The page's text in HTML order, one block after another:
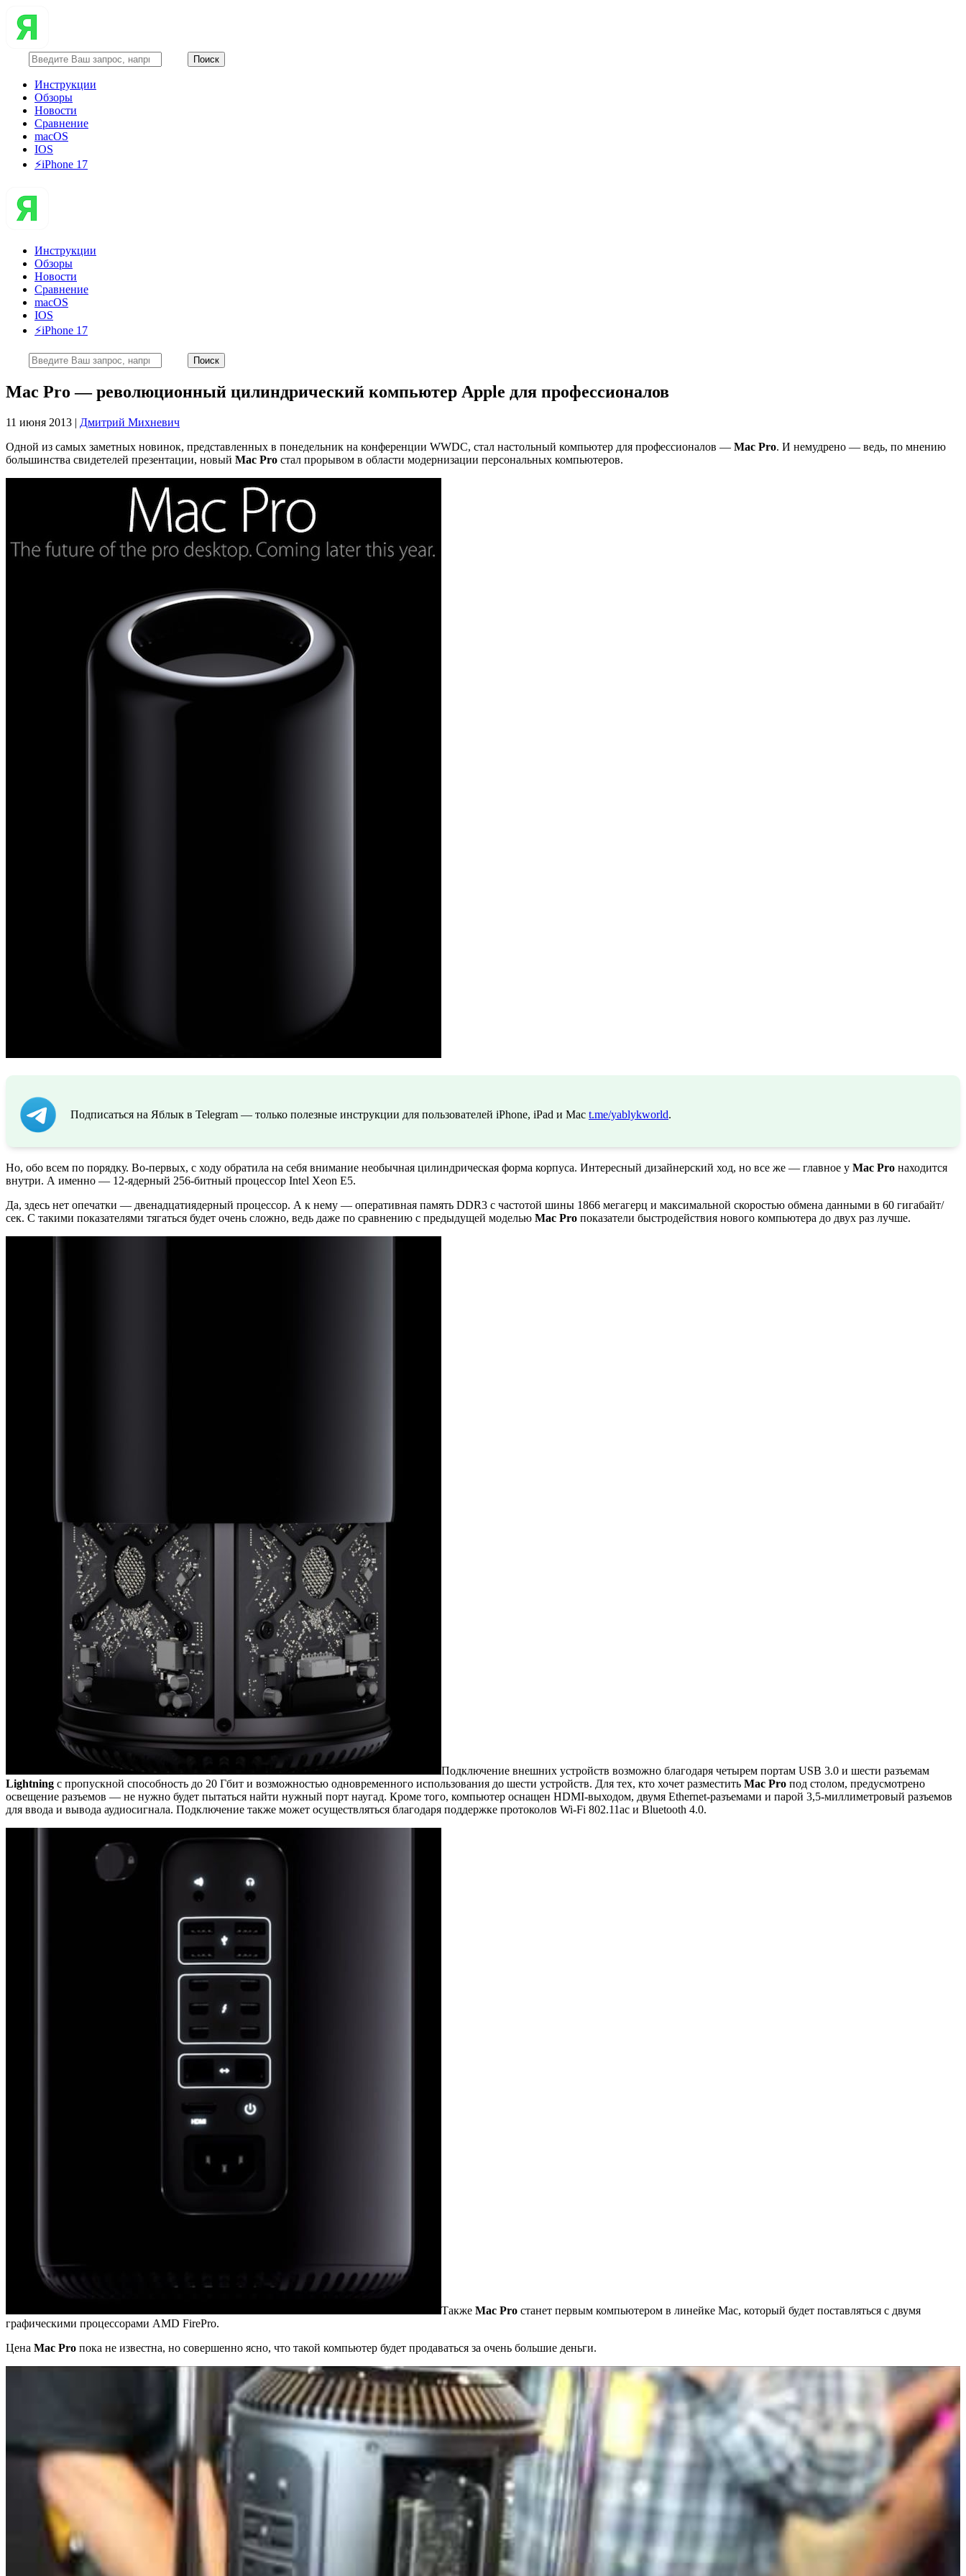
Инструкции
Обзоры
Новости
Сравнение
macOS
IOS
⚡️iPhone 17
Инструкции
Обзоры
Новости
Сравнение
macOS
IOS
⚡️iPhone 17
Mac Pro — революционный цилиндрический компьютер Apple для профессионалов
11 июня 2013 | Дмитрий Михневич
Одной из самых заметных новинок, представленных в понедельник на конференции WWDC, стал настольный компьютер для профессионалов — Mac Pro. И немудрено — ведь, по мнению
большинства свидетелей презентации, новый Mac Pro стал прорывом в области модернизации персональных компьютеров.
Подписаться на Яблык в Telegram — только полезные инструкции для пользователей iPhone, iPad и Mac t.me/yablykworld.
Но, обо всем по порядку. Во-первых, с ходу обратила на себя внимание необычная цилиндрическая форма корпуса. Интересный дизайнерский ход, но все же — главное у Mac Pro находится
внутри. А именно — 12-ядерный 256-битный процессор Intel Xeon E5.
Да, здесь нет опечатки — двенадцатиядерный процессор. А к нему — оперативная память DDR3 с частотой шины 1866 мегагерц и максимальной скоростью обмена данными в 60 гигабайт/
сек. С такими показателями тягаться будет очень сложно, ведь даже по сравнению с предыдущей моделью Mac Pro показатели быстродействия нового компьютера до двух раз лучше.
Подключение внешних устройств возможно благодаря четырем портам USB 3.0 и шести разъемам
Lightning с пропускной способность до 20 Гбит и возможностью одновременного использования до шести устройств. Для тех, кто хочет разместить Mac Pro под столом, предусмотрено
освещение разъемов — не нужно будет пытаться найти нужный порт наугад. Кроме того, компьютер оснащен HDMI-выходом, двумя Ethernet-разъемами и парой 3,5-миллиметровый разъемов
для ввода и вывода аудиосигнала. Подключение также может осуществляться благодаря поддержке протоколов Wi-Fi 802.11ac и Bluetooth 4.0.
Также Mac Pro станет первым компьютером в линейке Mac, который будет поставляться с двумя
графическими процессорами AMD FirePro.
Цена Mac Pro пока не известна, но совершенно ясно, что такой компьютер будет продаваться за очень большие деньги.